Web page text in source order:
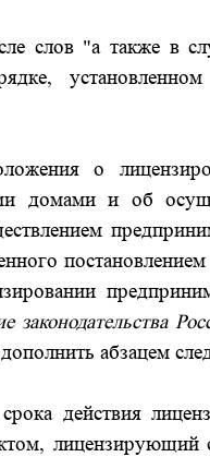
слов "а также в
о
домами и об
законодательства
абзацем
действия
лицензирующий